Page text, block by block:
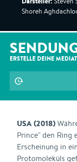
Shoreh
ERSTELLE DEINE
USA (2018)
Prince" den Ring
Erscheinung in
Protomoleküls